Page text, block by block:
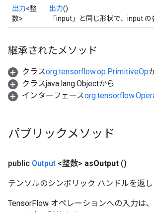
出力<整
数>
出力()
「input」と同じ形状で、input
継承されたメソッド
クラスorg.tensorflow.op.PrimitiveOp
クラスjava.lang.Objectから
インターフェース
パブリックメソッド
public Output <整数> asOutput ()
テンソルのシンボリック ハンドルを返し
TensorFlow オペレーションへの入力は